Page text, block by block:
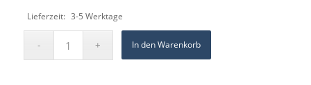
Lieferzeit: 3-5 Werktage
In den Warenkorb